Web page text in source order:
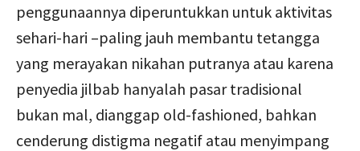
penggunaannya diperuntukkan untuk aktivitas
sehari-hari –paling jauh membantu tetangga
yang merayakan nikahan putranya atau karena
penyedia jilbab hanyalah pasar tradisional
bukan mal, dianggap old-fashioned, bahkan
cenderung distigma negatif atau menyimpang